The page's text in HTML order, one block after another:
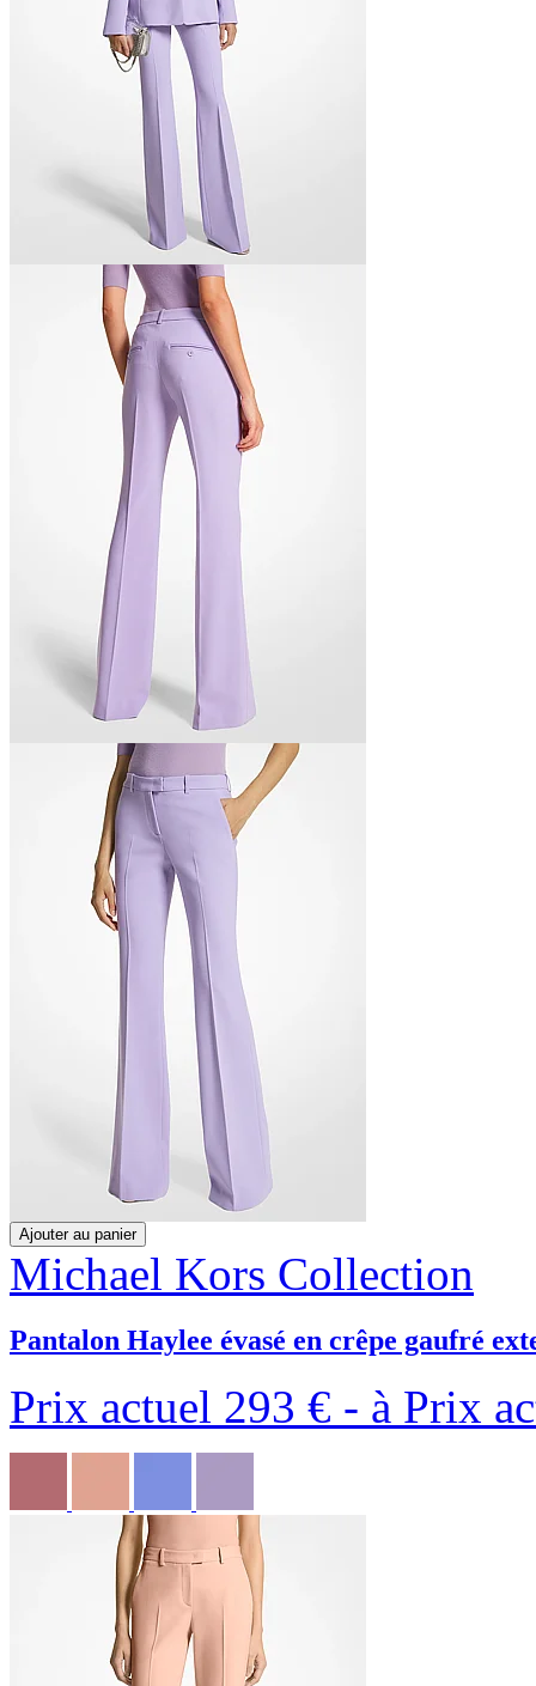
Ajouter au panier
Michael Kors Collection
Pantalon Haylee évasé en crêpe gaufré
Prix actuel 293 € - à Prix